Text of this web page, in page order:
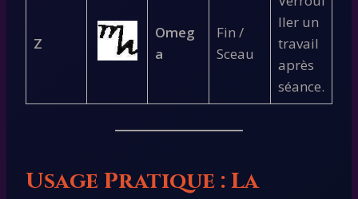
Z
Omeg
a
Fin /
Sceau
ller un
travail
après
séance.
Usage Pratique : La